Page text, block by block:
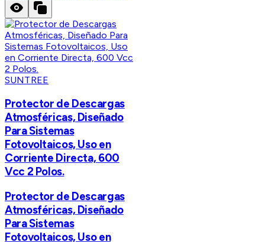
SUNTREE
Protector de Descargas
Atmosféricas, Diseñado
Para Sistemas
Fotovoltaicos, Uso en
Corriente Directa, 600
Vcc 2 Polos.
Protector de Descargas
Atmosféricas, Diseñado
Para Sistemas
Fotovoltaicos, Uso en